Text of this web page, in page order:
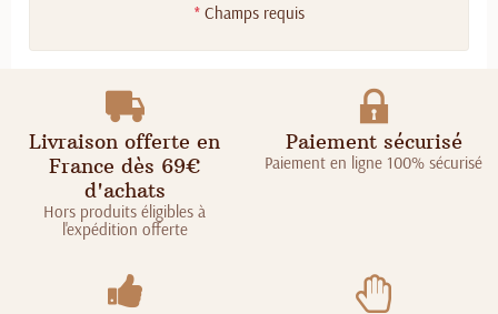
*Champs requis
Livraison offerte en
France dès 69€
d'achats
Hors produits éligibles à
l'expédition offerte
Paiement sécurisé
Paiement en ligne 100% sécurisé